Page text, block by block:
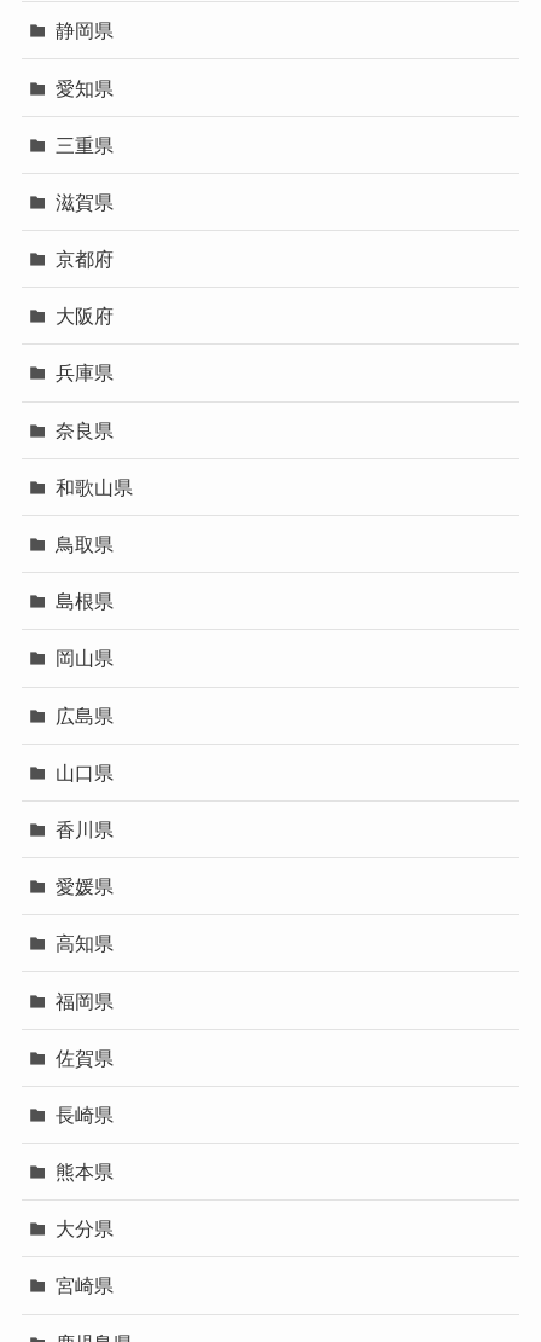
静岡県
愛知県
三重県
滋賀県
京都府
大阪府
兵庫県
奈良県
和歌山県
鳥取県
島根県
岡山県
広島県
山口県
香川県
愛媛県
高知県
福岡県
佐賀県
長崎県
熊本県
大分県
宮崎県